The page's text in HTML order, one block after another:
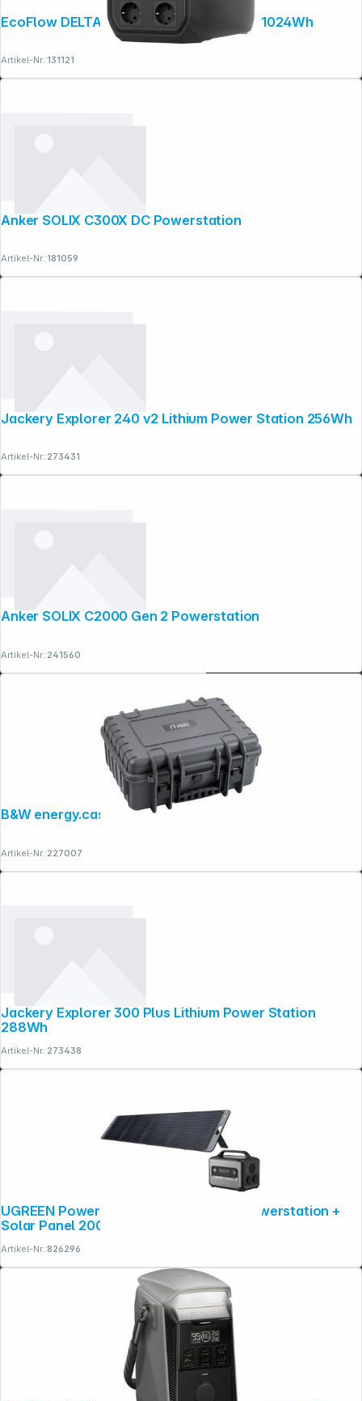
EcoFlow DELTA 3 Lithium Power Station 1024Wh
Artikel-Nr.:131121
Anker SOLIX C300X DC Powerstation
Artikel-Nr.:181059
Jackery Explorer 240 v2 Lithium Power Station 256Wh
Artikel-Nr.:273431
Anker SOLIX C2000 Gen 2 Powerstation
Artikel-Nr.:241560
Artikel-Nr.:227007
Jackery Explorer 300 Plus Lithium Power Station
288Wh
Artikel-Nr.:273438
UGREEN PowerRoam GS1200 1200W Powerstation +
Solar Panel 200W
Artikel-Nr.:826296